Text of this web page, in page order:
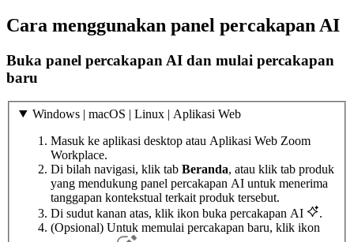
Cara menggunakan panel percakapan AI
Buka panel percakapan AI dan mulai percakapan
baru
Windows | macOS | Linux | Aplikasi Web
Masuk ke aplikasi desktop atau Aplikasi Web Zoom
Workplace.
Di bilah navigasi, klik tab Beranda, atau klik tab produk
yang mendukung panel percakapan AI untuk menerima
tanggapan kontekstual terkait produk tersebut.
Di sudut kanan atas, klik ikon buka percakapan AI
.
(Opsional) Untuk memulai percakapan baru, klik ikon